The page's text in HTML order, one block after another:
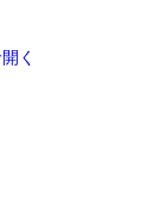
く